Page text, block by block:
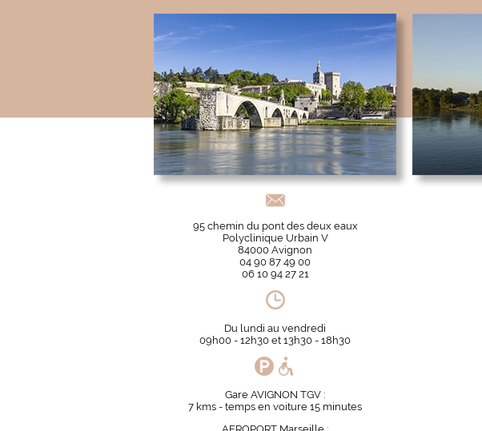
95 chemin du pont des deux eaux
Polyclinique Urbain V
84000 Avignon
04 90 87 49 00
06 10 94 27 21
Du lundi au vendredi
09h00 - 12h30 et 13h30 - 18h30
Gare AVIGNON TGV :
7 kms - temps en voiture 15 minutes